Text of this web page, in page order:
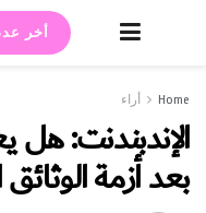
أخر
Home أراء
الإندبندنت: هل
بعد أزمة